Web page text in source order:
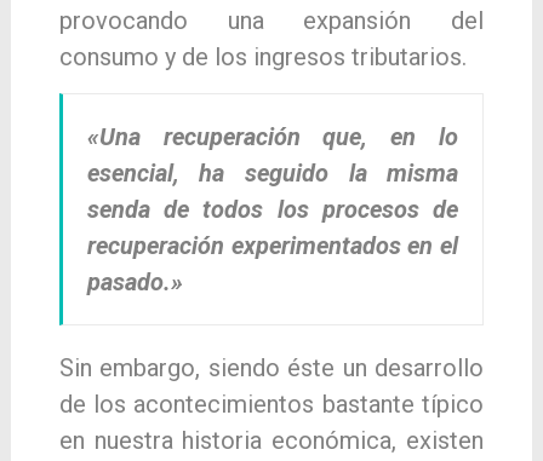
provocando una expansión del
consumo y de los ingresos tributarios.
«Una recuperación que, en lo
esencial, ha seguido la misma
senda de todos los procesos de
recuperación experimentados en el
pasado.»
Sin embargo, siendo éste un desarrollo
de los acontecimientos bastante típico
en nuestra historia económica, existen